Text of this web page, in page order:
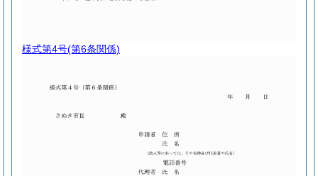
様式第4号(第6条関係)